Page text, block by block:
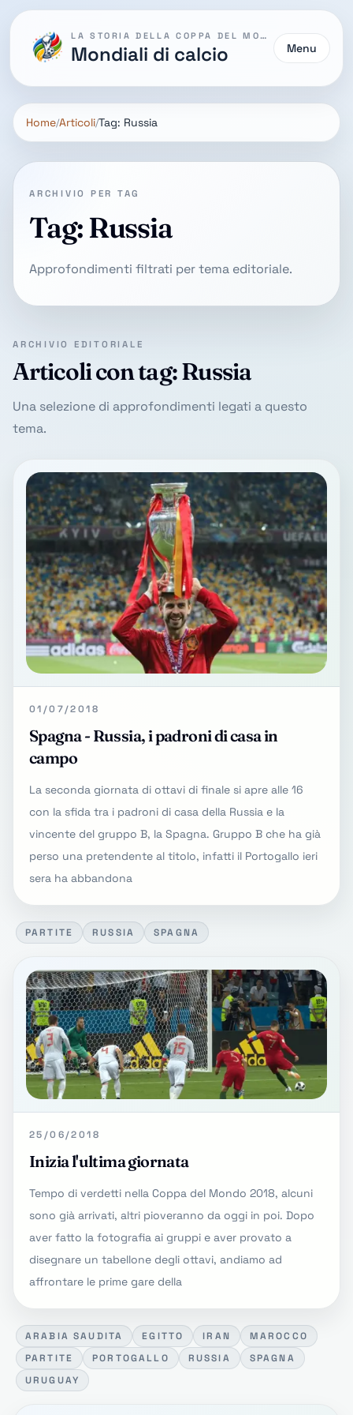
LA STORIA DELLA COPPA DEL MONDO
Mondiali di calcio Menu
Home Articoli Tag: Russia
ARCHIVIO PER TAG
Tag: Russia
Approfondimenti filtrati per tema editoriale.
ARCHIVIO EDITORIALE
Articoli con tag: Russia
Una selezione di approfondimenti legati a questo
tema.
01/07/2018
Spagna - Russia, i padroni di casa in
campo
La seconda giornata di ottavi di finale si apre alle 16
con la sfida tra i padroni di casa della Russia e la
vincente del gruppo B, la Spagna. Gruppo B che ha già
perso una pretendente al titolo, infatti il Portogallo ieri
sera ha abbandona
PARTITE RUSSIA SPAGNA
25/06/2018
Inizia l'ultima giornata
Tempo di verdetti nella Coppa del Mondo 2018, alcuni
sono già arrivati, altri pioveranno da oggi in poi. Dopo
aver fatto la fotografia ai gruppi e aver provato a
disegnare un tabellone degli ottavi, andiamo ad
affrontare le prime gare della
ARABIA SAUDITA EGITTO IRAN
MAROCCO
PARTITE
PORTOGALLO RUSSIA
SPAGNA
URUGUAY